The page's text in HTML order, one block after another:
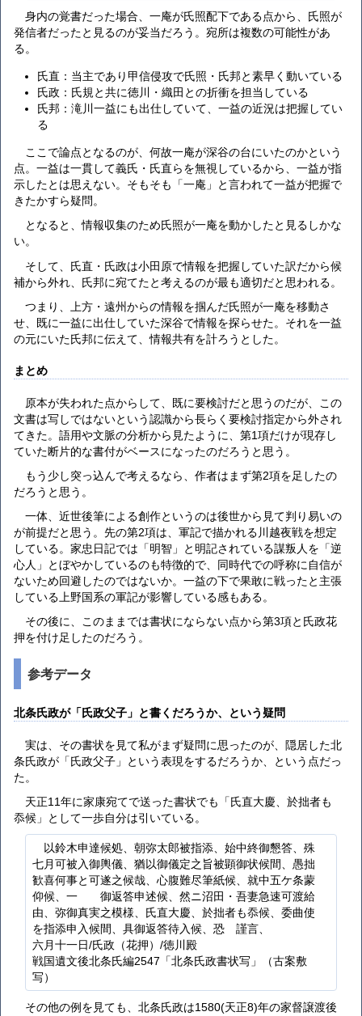
身内の覚書だった場合、一庵が氏照配下である点から、氏照が
発信者だったと見るのが妥当だろう。宛所は複数の可能性があ
る。
氏直：当主であり甲信侵攻で氏照・氏邦と素早く動いている
氏政：氏規と共に徳川・織田との折衝を担当している
氏邦：滝川一益にも出仕していて、一益の近況は把握してい
る
ここで論点となるのが、何故一庵が深谷の台にいたのかという
点。一益は一貫して義氏・氏直らを無視しているから、一益が指
示したとは思えない。そもそも「一庵」と言われて一益が把握で
きたかすら疑問。
となると、情報収集のため氏照が一庵を動かしたと見るしかな
い。
そして、氏直・氏政は小田原で情報を把握していた訳だから候
補から外れ、氏邦に宛てたと考えるのが最も適切だと思われる。
つまり、上方・遠州からの情報を掴んだ氏照が一庵を移動さ
せ、既に一益に出仕していた深谷で情報を探らせた。それを一益
の元にいた氏邦に伝えて、情報共有を計ろうとした。
まとめ
原本が失われた点からして、既に要検討だと思うのだが、この
文書は写しではないという認識から長らく要検討指定から外され
てきた。語用や文脈の分析から見たように、第1項だけが現存し
ていた断片的な書付がベースになったのだろうと思う。
もう少し突っ込んで考えるなら、作者はまず第2項を足したの
だろうと思う。
一体、近世後筆による創作というのは後世から見て判り易いの
が前提だと思う。先の第2項は、軍記で描かれる川越夜戦を想定
している。家忠日記では「明智」と明記されている謀叛人を「逆
心人」とぼやかしているのも特徴的で、同時代での呼称に自信が
ないため回避したのではないか。一益の下で果敢に戦ったと主張
している上野国系の軍記が影響している感もある。
その後に、このままでは書状にならない点から第3項と氏政花
押を付け足したのだろう。
参考データ
北条氏政が「氏政父子」と書くだろうか、という疑問
実は、その書状を見て私がまず疑問に思ったのが、隠居した北
条氏政が「氏政父子」という表現をするだろうか、という点だっ
た。
天正11年に家康宛てで送った書状でも「氏直大慶、於拙者も
忝候」として一歩自分は引いている。
以鈴木申達候処、朝弥太郎被指添、始中終御懇答、殊
七月可被入御輿儀、猶以御儀定之旨被顕御状候間、愚拙
歓喜何事と可遂之候哉、心腹難尽筆紙候、就中五ケ条蒙
仰候、一ゝゝ御返答申述候、然ニ沼田・吾妻急速可渡給
由、弥御真実之模様、氏直大慶、於拙者も忝候、委曲使
を指添申入候間、具御返答待入候、恐ゝ謹言、
六月十一日/氏政（花押）/徳川殿
戦国遺文後北条氏編2547「北条氏政書状写」（古案敷
写）
その他の例を見ても、北条氏政は1580(天正8)年の家督譲渡後